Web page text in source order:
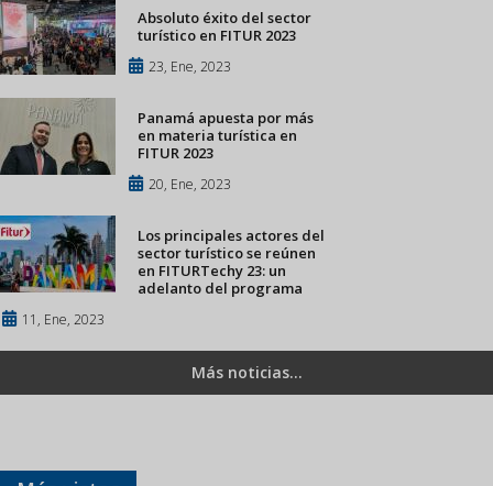
Absoluto éxito del sector
turístico en FITUR 2023
23, Ene, 2023
Panamá apuesta por más
en materia turística en
FITUR 2023
20, Ene, 2023
Los principales actores del
sector turístico se reúnen
en FITURTechy 23: un
adelanto del programa
11, Ene, 2023
Más noticias...